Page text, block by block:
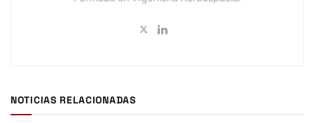
NOTICIAS RELACIONADAS